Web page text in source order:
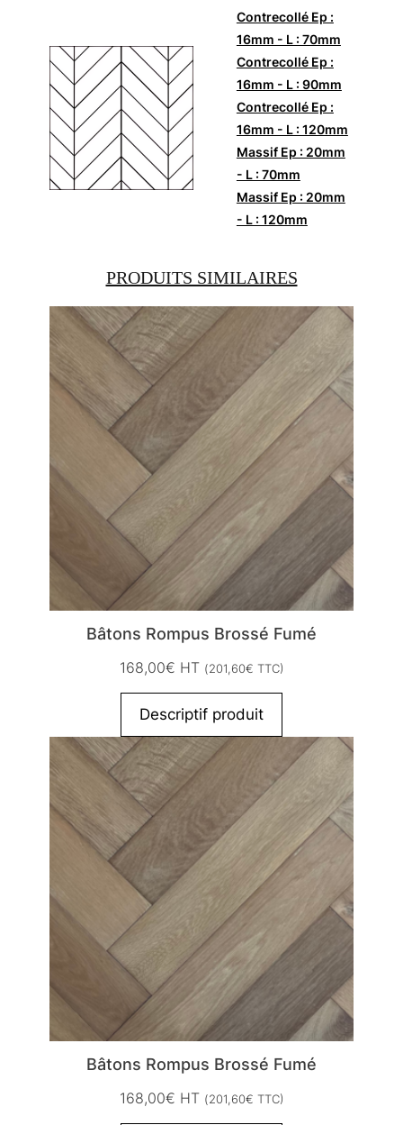
Contrecollé Ep :
16mm - L : 70mm
Contrecollé Ep :
16mm - L : 90mm
Contrecollé Ep :
16mm - L : 120mm
Massif Ep : 20mm
- L : 70mm
Massif Ep : 20mm
- L : 120mm
PRODUITS SIMILAIRES
Bâtons Rompus Brossé Fumé
168,00€ HT (201,60€ TTC)
Descriptif produit
Bâtons Rompus Brossé Fumé
168,00€ HT (201,60€ TTC)